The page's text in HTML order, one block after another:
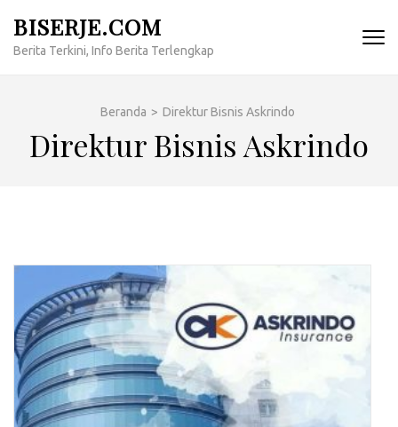
konten
BISERJE.COM
Berita Terkini, Info Berita Terlengkap
Beranda > Direktur Bisnis Askrindo
Direktur Bisnis Askrindo